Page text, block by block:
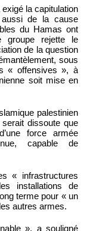
la capitulation
de la cause
du Hamas ont
rejette le
de la question
sous
« offensives », à
soit mise en
palestinien
dissoute que
force armée
capable de
« infrastructures
installations de
terme pour « un
autres armes.
», a souligné